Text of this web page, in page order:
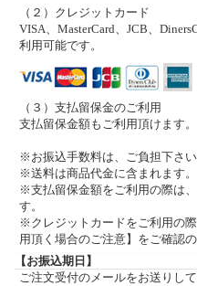
（２）クレジットカード
VISA、MasterCard、JCB、
利用可能です。
（３）支払留保金のご利用
支払留保金額もご利用頂けます。
※お振込手数料は、ご負担下さい
※送料は商品代金に含まれます。
※支払留保金額をご利用の際は
す。
※クレジットカードをご利用の
用頂く場合のご注意】をご確認
【お振込期日】
ご注文受付のメールをお送りし